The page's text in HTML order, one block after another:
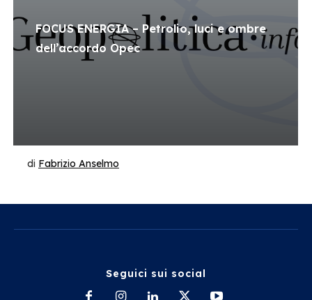
FOCUS ENERGIA – Petrolio, luci e ombre
dell’accordo Opec
di Fabrizio Anselmo
Seguici sui social